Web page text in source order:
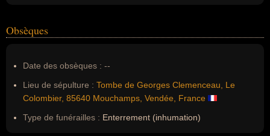
Obsèques
Date des obsèques : --
Lieu de sépulture : Tombe de Georges Clemenceau, Le
Colombier, 85640 Mouchamps, Vendée, France
Type de funérailles : Enterrement (inhumation)